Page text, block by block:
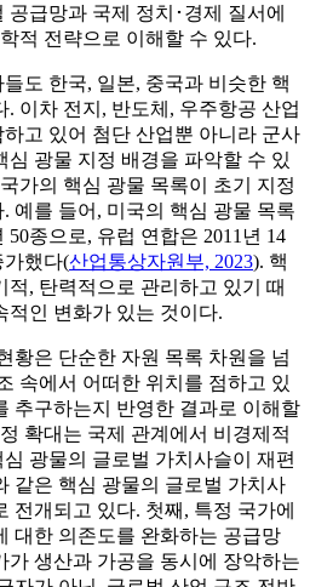
급망과 국제 정치･경제 질서에
적 전략으로 이해할 수 있다.
도 한국, 일본, 중국과 비슷한 핵
이차 전지, 반도체, 우주항공 산업
고 있어 첨단 산업뿐 아니라 군사
광물 지정 배경을 파악할 수 있
가의 핵심 광물 목록이 초기 지정
예를 들어, 미국의 핵심 광물 목록
50종으로, 유럽 연합은 2011년 14
가했다(산업통상자원부, 2023). 핵
, 탄력적으로 관리하고 있기 때
적인 변화가 있는 것이다.
황은 단순한 자원 목록 차원을 넘
속에서 어떠한 위치를 점하고 있
추구하는지 반영한 결과로 이해할
확대는 국제 관계에서 비경제적
광물의 글로벌 가치사슬이 재편
같은 핵심 광물의 글로벌 가치사
전개되고 있다. 첫째, 특정 국가에
대한 의존도를 완화하는 공급망
가 생산과 가공을 동시에 장악하는